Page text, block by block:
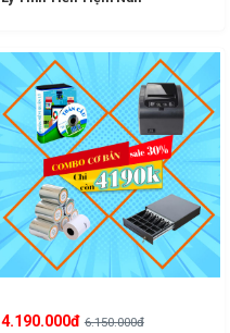
4.190.000đ6.150.000đ